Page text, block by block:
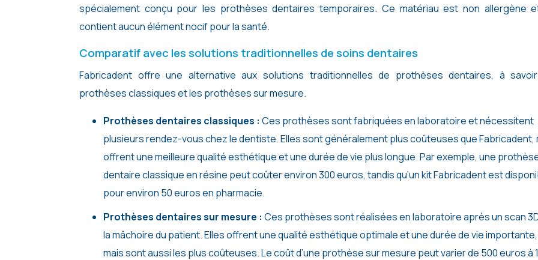
spécialement conçu pour les prothèses dentaires temporaires. Ce matériau est non allergène
contient aucun élément nocif pour la santé.
Comparatif avec les solutions traditionnelles de soins dentaires
Fabricadent offre une alternative aux solutions traditionnelles de prothèses dentaires, à
prothèses classiques et les prothèses sur mesure.
Prothèses dentaires classiques : Ces prothèses sont fabriquées en laboratoire et nécessitent
plusieurs rendez-vous chez le dentiste. Elles sont généralement plus coûteuses que Fabricadent,
offrent une meilleure qualité esthétique et une durée de vie plus longue. Par exemple, une
dentaire classique en résine peut coûter environ 300 euros, tandis qu’un kit Fabricadent est
pour environ 50 euros en pharmacie.
Prothèses dentaires sur mesure : Ces prothèses sont réalisées en laboratoire après un scan
la mâchoire du patient. Elles offrent une qualité esthétique optimale et une durée de vie importante,
mais sont aussi les plus coûteuses. Le coût d’une prothèse sur mesure peut varier de 500 euros à